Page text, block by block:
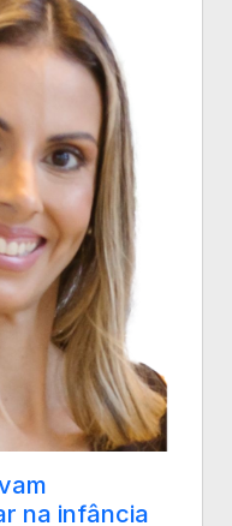
na infância